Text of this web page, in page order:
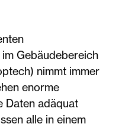
Gebäudebereich
nimmt immer
enorme
Daten adäquat
alle in einem